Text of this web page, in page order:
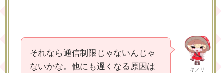
キノリ
それなら通信制限じゃないんじゃ
ないかな。他にも遅くなる原因は